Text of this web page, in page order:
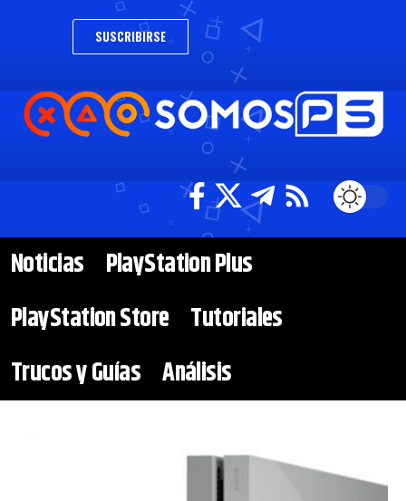
SUSCRIBIRSE
Noticias
PlayStation Plus
PlayStation Store Tutoriales
Trucos y Guías Análisis